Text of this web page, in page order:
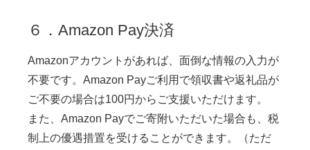
６．Amazon Pay決済
Amazonアカウントがあれば、面倒な情報の入力が
不要です。Amazon Payご利用で領収書や返礼品が
ご不要の場合は100円からご支援いただけます。
また、Amazon Payでご寄附いただいた場合も、税
制上の優遇措置を受けることができます。（ただ